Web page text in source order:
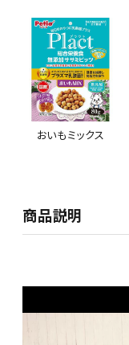
おいもミックス
商品説明